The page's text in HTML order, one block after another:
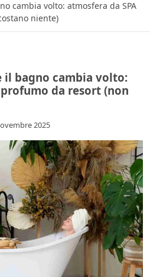
cambia volto: atmosfera da SPA
niente)
il bagno cambia volto:
da resort (non
2025